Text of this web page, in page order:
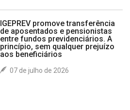
IGEPREV promove transferência
de aposentados e pensionistas
entre fundos previdenciários. A
princípio, sem qualquer prejuízo
aos beneficiários
07 de julho de 2026